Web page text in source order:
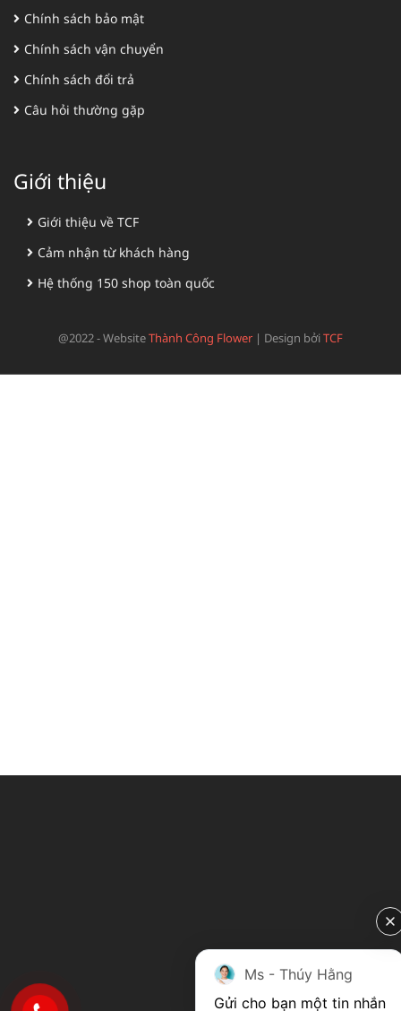
Chính sách bảo mật
Chính sách vận chuyển
Chính sách đổi trả
Câu hỏi thường gặp
Giới thiệu
Giới thiệu về TCF
Cảm nhận từ khách hàng
Hệ thống 150 shop toàn quốc
@2022 - WebsiteThành Công Flower | Design bởiTCF
Ms - Thúy Hằng
Gửi cho bạn một tin nhắn